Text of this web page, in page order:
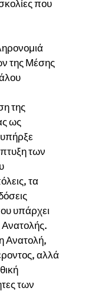
που
της Μέσης
της
ως
των
τα
υπάρχει
Ανατολής.
Ανατολή,
αλλά
των